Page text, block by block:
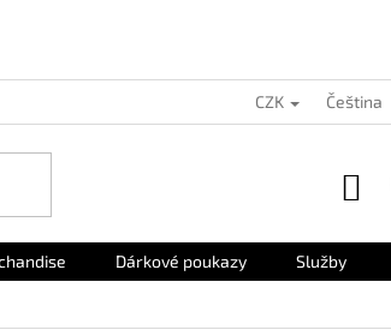
CZK Čeština
Dárkové poukazy Služby